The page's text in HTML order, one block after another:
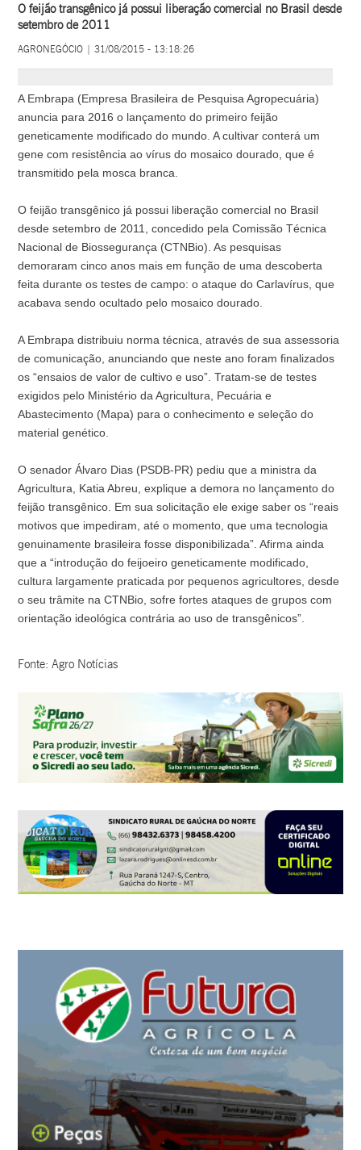
O feijão transgênico já possui liberação comercial no Brasil desde
setembro de 2011
AGRONEGÓCIO | 31/08/2015 - 13:18:26
A Embrapa (Empresa Brasileira de Pesquisa Agropecuária)
anuncia para 2016 o lançamento do primeiro feijão
geneticamente modificado do mundo. A cultivar conterá um
gene com resistência ao vírus do mosaico dourado, que é
transmitido pela mosca branca.
O feijão transgênico já possui liberação comercial no Brasil
desde setembro de 2011, concedido pela Comissão Técnica
Nacional de Biossegurança (CTNBio). As pesquisas
demoraram cinco anos mais em função de uma descoberta
feita durante os testes de campo: o ataque do Carlavírus, que
acabava sendo ocultado pelo mosaico dourado.
A Embrapa distribuiu norma técnica, através de sua assessoria
de comunicação, anunciando que neste ano foram finalizados
os “ensaios de valor de cultivo e uso”. Tratam-se de testes
exigidos pelo Ministério da Agricultura, Pecuária e
Abastecimento (Mapa) para o conhecimento e seleção do
material genético.
O senador Álvaro Dias (PSDB-PR) pediu que a ministra da
Agricultura, Katia Abreu, explique a demora no lançamento do
feijão transgênico. Em sua solicitação ele exige saber os “reais
motivos que impediram, até o momento, que uma tecnologia
genuinamente brasileira fosse disponibilizada”. Afirma ainda
que a “introdução do feijoeiro geneticamente modificado,
cultura largamente praticada por pequenos agricultores, desde
o seu trâmite na CTNBio, sofre fortes ataques de grupos com
orientação ideológica contrária ao uso de transgênicos”.
Fonte: Agro Notícias